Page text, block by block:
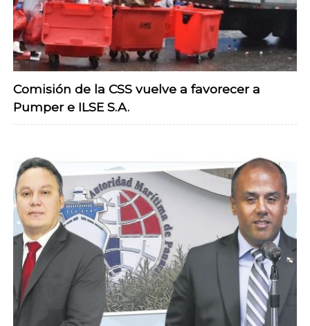
Comisión de la CSS vuelve a favorecer a
Pumper e ILSE S.A.